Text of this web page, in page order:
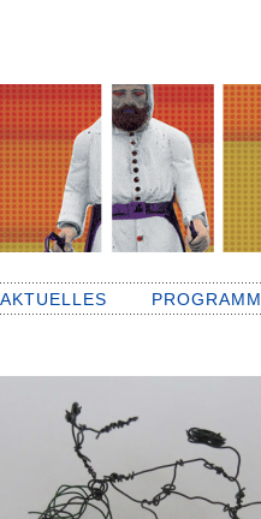
AKTUELLES PROGRAMM